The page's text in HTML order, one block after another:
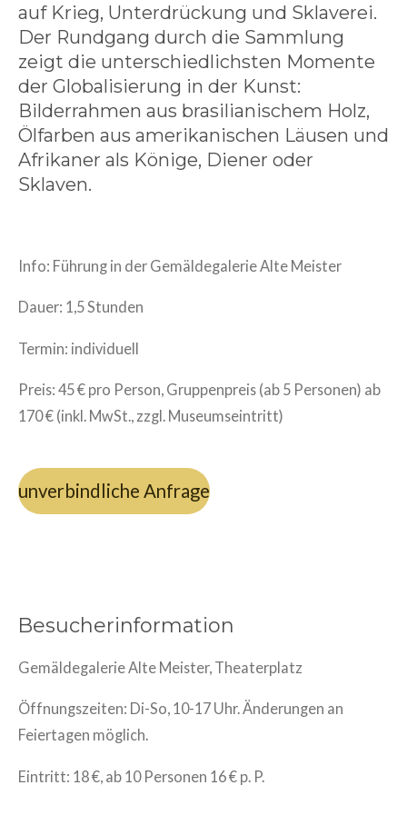
auf Krieg, Unterdrückung und Sklaverei.
Der Rundgang durch die Sammlung
zeigt die unterschiedlichsten Momente
der Globalisierung in der Kunst:
Bilderrahmen aus brasilianischem Holz,
Ölfarben aus amerikanischen Läusen und
Afrikaner als Könige, Diener oder
Sklaven.
Info: Führung in der Gemäldegalerie Alte Meister
Dauer: 1,5 Stunden
Termin: individuell
Preis: 45 € pro Person, Gruppenpreis (ab 5 Personen) ab
170 € (inkl. MwSt., zzgl. Museumseintritt)
unverbindliche Anfrage
Besucherinformation
Gemäldegalerie Alte Meister, Theaterplatz
Öffnungszeiten: Di-So, 10-17 Uhr. Änderungen an
Feiertagen möglich.
Eintritt: 18 €, ab 10 Personen 16 € p. P.